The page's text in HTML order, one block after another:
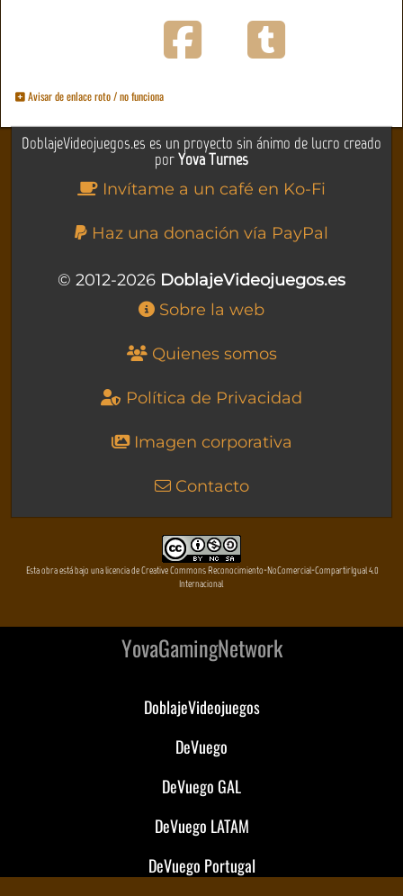
Avisar de enlace roto / no funciona
DoblajeVideojuegos.es es un proyecto sin ánimo de lucro creado
porYova Turnes
Invítame a un café en Ko-Fi
Haz una donación vía PayPal
© 2012-2026 DoblajeVideojuegos.es
Sobre la web
Quienes somos
Política de Privacidad
Imagen corporativa
Contacto
Esta obra está bajo una licencia de Creative Commons Reconocimiento-NoComercial-CompartirIgual 4.0
Internacional
YovaGamingNetwork
DoblajeVideojuegos
DeVuego
DeVuego GAL
DeVuego LATAM
DeVuego Portugal